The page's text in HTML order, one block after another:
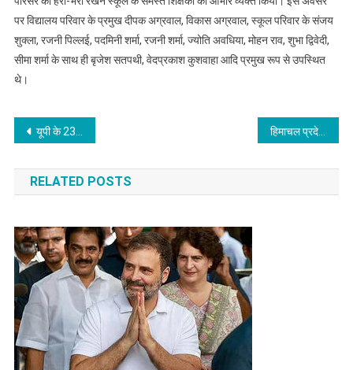
पर विद्यालय परिवार के प्रमुख दीपक अग्रवाल, विकास अग्रवाल, स्कूल परिवार के संजय
शुक्ला, रजनी पिल्लई, पदमिनी शर्मा, रजनी शर्मा, ज्योति अवधिया, मोहन राव, शुभा द्विवेदी,
सीमा शर्मा के साथ ही बृजेश सतपथी, वेदप्रकाश कुशवाहा आदि प्रमुख रूप से उपस्थित
थे।
Post
navigation
यूपी के 23 पुलिस अफसरों और मिलेगा वीरता पुरस्कार, राष्ट्रपति पदक से होंगे सम्मानित
RELATED POSTS